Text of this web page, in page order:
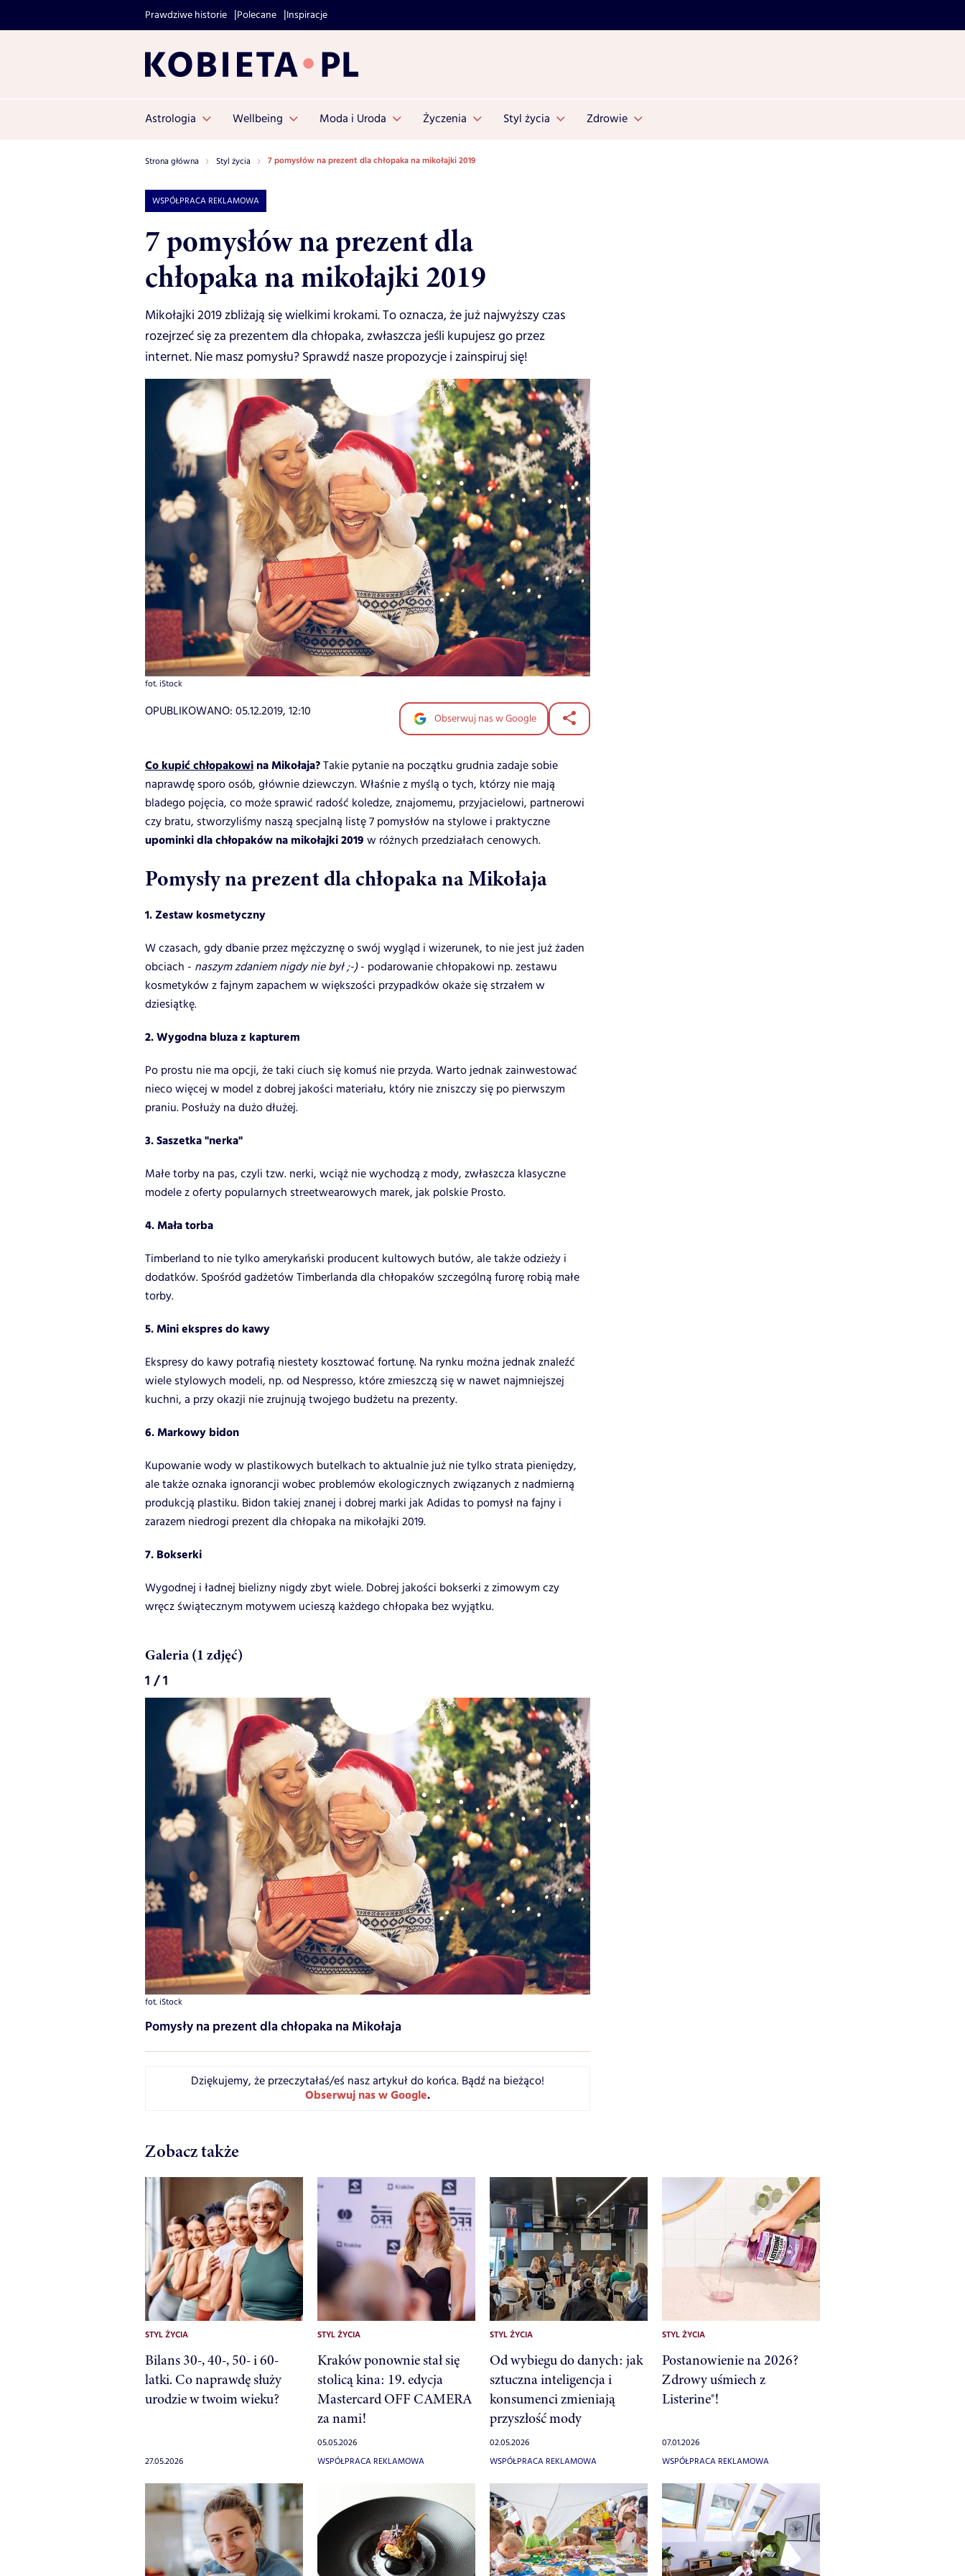
Prawdziwe historie Polecane Inspiracje
Astrologia Wellbeing Moda i Uroda Życzenia Styl życia Zdrowie
Strona główna Styl życia 7 pomysłów na prezent dla chłopaka na mikołajki 2019
WSPÓŁPRACA REKLAMOWA
7 pomysłów na prezent dla
chłopaka na mikołajki 2019
Mikołajki 2019 zbliżają się wielkimi krokami. To oznacza, że już najwyższy czas
rozejrzeć się za prezentem dla chłopaka, zwłaszcza jeśli kupujesz go przez
internet. Nie masz pomysłu? Sprawdź nasze propozycje i zainspiruj się!
fot. iStock
OPUBLIKOWANO: 05.12.2019, 12:10 Obserwuj nas w Google
Co kupić chłopakowi na Mikołaja?Takie pytanie na początku grudnia zadaje sobie
naprawdę sporo osób, głównie dziewczyn. Właśnie z myślą o tych, którzy nie mają
bladego pojęcia, co może sprawić radość koledze, znajomemu, przyjacielowi, partnerowi
czy bratu, stworzyliśmy naszą specjalną listę 7 pomysłów na stylowe i praktyczne
upominki dla chłopaków na mikołajki 2019 w różnych przedziałach cenowych.
Pomysły na prezent dla chłopaka na Mikołaja
1. Zestaw kosmetyczny
W czasach, gdy dbanie przez mężczyznę o swój wygląd i wizerunek, to nie jest już żaden
obciach - naszym zdaniem nigdy nie był ;-)- podarowanie chłopakowi np. zestawu
kosmetyków z fajnym zapachem w większości przypadków okaże się strzałem w
dziesiątkę.
2. Wygodna bluza z kapturem
Po prostu nie ma opcji, że taki ciuch się komuś nie przyda. Warto jednak zainwestować
nieco więcej w model z dobrej jakości materiału, który nie zniszczy się po pierwszym
praniu. Posłuży na dużo dłużej.
3. Saszetka "nerka"
Małe torby na pas, czyli tzw. nerki, wciąż nie wychodzą z mody, zwłaszcza klasyczne
modele z oferty popularnych streetwearowych marek, jak polskie Prosto.
4. Mała torba
Timberland to nie tylko amerykański producent kultowych butów, ale także odzieży i
dodatków. Spośród gadżetów Timberlanda dla chłopaków szczególną furorę robią małe
torby.
5. Mini ekspres do kawy
Ekspresy do kawy potrafią niestety kosztować fortunę. Na rynku można jednak znaleźć
wiele stylowych modeli, np. od Nespresso, które zmieszczą się w nawet najmniejszej
kuchni, a przy okazji nie zrujnują twojego budżetu na prezenty.
6. Markowy bidon
Kupowanie wody w plastikowych butelkach to aktualnie już nie tylko strata pieniędzy,
ale także oznaka ignorancji wobec problemów ekologicznych związanych z nadmierną
produkcją plastiku. Bidon takiej znanej i dobrej marki jak Adidas to pomysł na fajny i
zarazem niedrogi prezent dla chłopaka na mikołajki 2019.
7. Bokserki
Wygodnej i ładnej bielizny nigdy zbyt wiele. Dobrej jakości bokserki z zimowym czy
wręcz świątecznym motywem ucieszą każdego chłopaka bez wyjątku.
Galeria (1 zdjęć)
1 / 1
fot. iStock
Pomysły na prezent dla chłopaka na Mikołaja
Dziękujemy, że przeczytałaś/eś nasz artykuł do końca. Bądź na bieżąco!
Obserwuj nas w Google.
Zobacz także
STYL ŻYCIA
Bilans 30-, 40-, 50- i 60-
latki. Co naprawdę służy
urodzie w twoim wieku?
27.05.2026
STYL ŻYCIA
Kraków ponownie stał się
stolicą kina: 19. edycja
Mastercard OFF CAMERA
za nami!
05.05.2026
WSPÓŁPRACA REKLAMOWA
STYL ŻYCIA
Od wybiegu do danych: jak
sztuczna inteligencja i
konsumenci zmieniają
przyszłość mody
02.05.2026
WSPÓŁPRACA REKLAMOWA
STYL ŻYCIA
Postanowienie na 2026?
Zdrowy uśmiech z
Listerine®!
07.01.2026
WSPÓŁPRACA REKLAMOWA